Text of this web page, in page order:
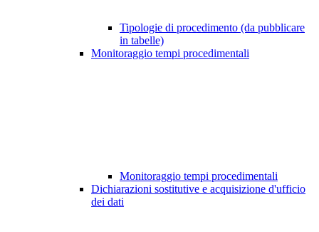
Tipologie di procedimento (da pubblicare
in tabelle)
Monitoraggio tempi procedimentali
Monitoraggio tempi procedimentali
Dichiarazioni sostitutive e acquisizione d'ufficio
dei dati